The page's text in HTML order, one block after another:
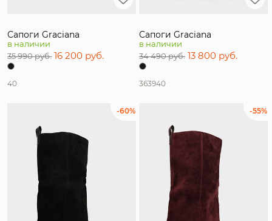
Сапоги Graciana
в наличии
35 990 руб. 16 200 руб.
40
Сапоги Graciana
в наличии
34 490 руб. 13 800 руб.
363940
-60% -55%